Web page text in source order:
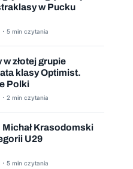
w Pucku
5 min czytania
złotej grupie
klasy Optimist.
Polki
2 min czytania
Krasodomski
U29
5 min czytania